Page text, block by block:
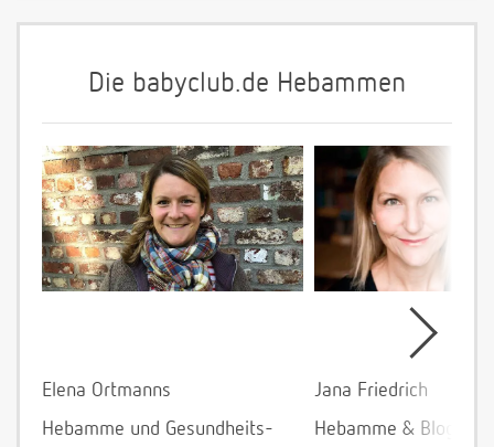
Die babyclub.de Hebammen
Elena Ortmanns
Hebamme und Gesundheits-
Jana Friedrich
Hebamme &